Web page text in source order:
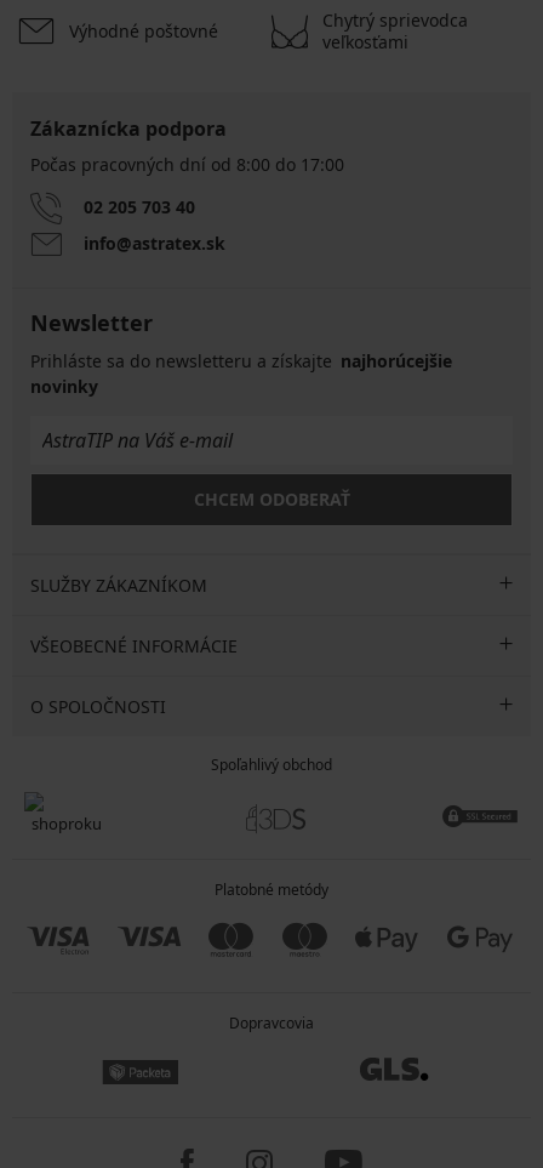
Výhodné poštovné
Chytrý sprievodca
veľkosťami
Zákaznícka podpora
Počas pracovných dní od 8:00 do 17:00
02 205 703 40
info@astratex.sk
Newsletter
Prihláste sa do newsletteru a získajte najhorúcejšie
novinky
CHCEM ODOBERAŤ
SLUŽBY ZÁKAZNÍKOM
VŠEOBECNÉ INFORMÁCIE
O SPOLOČNOSTI
Spoľahlivý obchod
Platobné metódy
Dopravcovia